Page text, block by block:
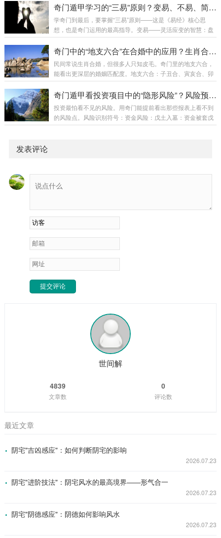
利文化、娱乐、虚拟经济。在离宫（南）。死门（属土）：...
三要素：天时气：节气转换带来的能量变化每个节气有固定气
气数波动最大地利气：宫位五行本身能量每宫基础分：坎宫水
气100分，坤宫土气100分等相邻宫位能量渗透影响（如离宫火
三奇得使：气数×1.5吉门吉星：气数...
奇门遁甲学习的“三易”原则？变易、不易、简易的实践心法
学奇门到最后，要掌握“三易”原则——这是《易经》核心思
想，也是奇门运用的最高指导。变易——灵活应变的智慧：盘
是死的，人是活的：同一个盘，不同人看结果不同；同一人不
同心态看也不同。案例：两人同问升职，盘一样。一人主动争
要、怎么要，在人。格局活用：凶格不一定凶，看你怎么用。
天网四张：问官司反而是好事（法网恢恢）五不遇时：适合讨
时空转换：此时此地凶，换个时间地点可能吉。下午申...
奇门中的“地支六合”在合婚中的应用？生肖合婚的深层原理
民间常说生肖合婚，但很多人只知皮毛。奇门里的地支六合，
能看出更深层的婚姻匹配度。地支六合：子丑合、寅亥合、卯
戌合、辰酉合、巳申合、午未合。每组合都有特殊含义。合婚
深度解析：子丑合（水+土）：子水智慧，丑土踏实互补型婚
土要欣赏水的灵活风险：水嫌土笨，土嫌水飘寅亥合（木
+水）：寅木进取，亥水包容滋养型婚姻：一个拼搏，一个支
奇门遁甲看投资项目中的“隐形风险”？风险预判与规避
投资最怕看不见的风险。用奇门能提前看出那些报表上看不到
的风险点。风险识别符号：资金风险：戊土入墓：资金被套戊
土+玄武：资金不明、挪用生门被迫：盈利困难生门+死门：投
干宫：团队内耗技术风险：杜门被迫：技术瓶颈丁奇入墓：创
新不足天辅星+死门：学习能力差风险评估模型：...
发表评论
提交评论
世间解
4839
文章数
0
评论数
最近文章
阴宅"吉凶感应"：如何判断阴宅的影响
2026.07.23
阴宅"进阶技法"：阴宅风水的最高境界——形气合一
2026.07.23
阴宅"阴德感应"：阴德如何影响风水
2026.07.23